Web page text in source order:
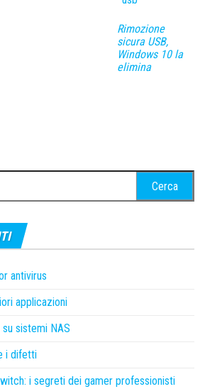
Rimozione
sicura USB,
Windows 10 la
elimina
antivirus
applicazioni
sistemi NAS
i difetti
i segreti dei gamer professionisti